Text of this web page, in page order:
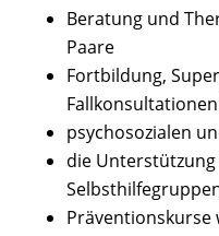
Beratung und
Paare
Fortbildung,
psychosozialen
die
Präventionskurse